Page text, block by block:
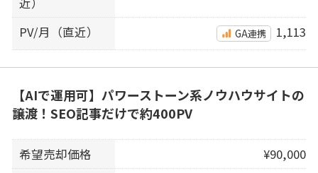
PV/月（直近） GA連携 1,113
【AIで運用可】パワーストーン系ノウハウサイトの
譲渡！SEO記事だけで約400PV
希望売却価格
¥90,000